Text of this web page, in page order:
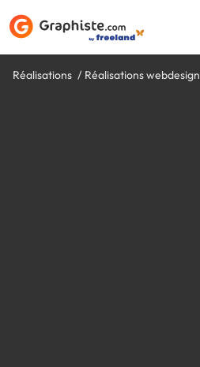
Réalisations Réalisations webdesign